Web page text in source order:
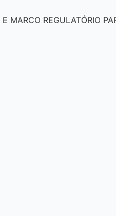
REGULATÓRIO